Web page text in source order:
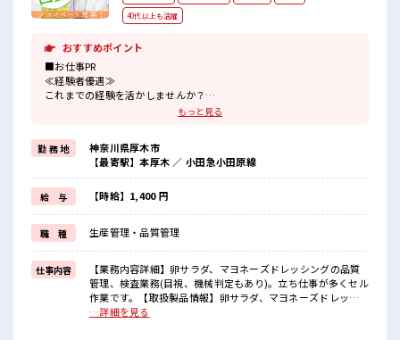
40代以上も活躍
おすすめポイント
■お仕事PR
≪経験者優遇≫
これまでの経験を活かしませんか？
≪プライベートが充実する≫
場合によってはお願いすることもありますが、
残業はほとんどナシ！
≪動きやすい制服アリ≫
制服があるので、
毎日の服装の悩み解消♪
≪収入アップを目指せる≫
高時給だらけの派遣のお仕事です！
■職場の雰囲気
少人数の職場でこじんまり。
職場の仲間との交流もできちゃうかも？
休憩室で自分タイム！
もっと見る
勤 務 地
神奈川県厚木市
【最寄駅】本厚木 ／ 小田急小田原線
給 与 【時給】1,400 円
職 種 生産管理・品質管理
仕事内容
【業務内容詳細】卵サラダ、マヨネーズドレッシングの品質
管理、検査業務(目視、機械判定もあり)。立ち仕事が多くセル
作業です。【取扱製品情報】卵サラダ、マヨネーズドレッシ
ング ■お仕事PR ≪経験者優遇≫ これまでの経験を活かしませ
…詳細を見る